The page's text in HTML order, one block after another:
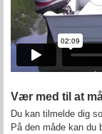
Vær med til at
Du kan tilmelde dig
På den måde kan